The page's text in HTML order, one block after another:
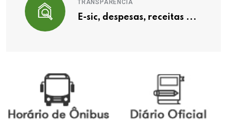
TRANSPARÊNCIA
E-sic, despesas, receitas ...